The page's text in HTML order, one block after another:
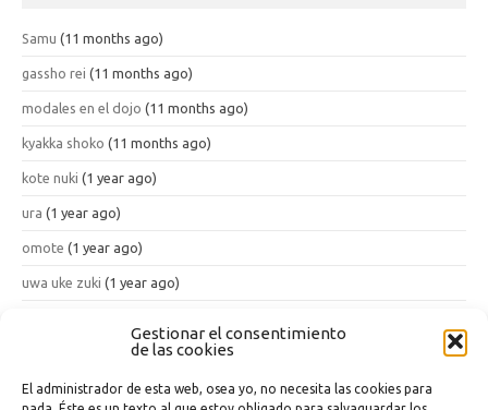
Gestionar el consentimiento
de las cookies
El administrador de esta web, osea yo, no necesita las cookies para
Samu (11 months ago)
gassho rei (11 months ago)
modales en el dojo (11 months ago)
kyakka shoko (11 months ago)
kote nuki (1 year ago)
ura (1 year ago)
omote (1 year ago)
uwa uke zuki (1 year ago)
(1 year ago)